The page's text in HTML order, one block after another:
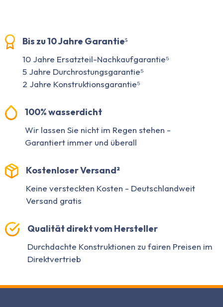
Bis zu 10 Jahre Garantie⁵
10 Jahre Ersatzteil-Nachkaufgarantie⁵
5 Jahre Durchrostungsgarantie⁵
2 Jahre Konstruktionsgarantie⁵
100% wasserdicht
Wir lassen Sie nicht im Regen stehen -
Garantiert immer und überall
Kostenloser Versand²
Keine versteckten Kosten - Deutschlandweit
Versand gratis
Qualität direkt vom Hersteller
Durchdachte Konstruktionen zu fairen Preisen im
Direktvertrieb